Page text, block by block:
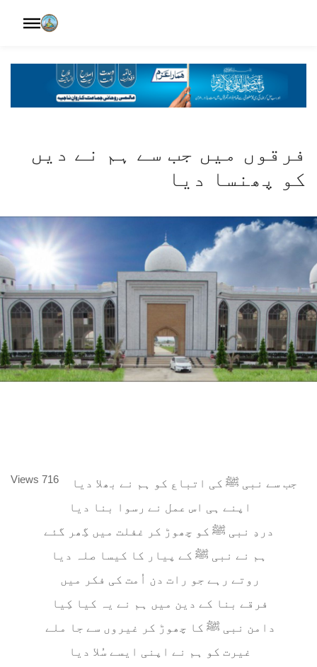
فرقوں میں جب سے ہم نے دیں
کو پھنسا دیا
716 Views
جب سے نبی ﷺ کی اتباع کو ہم نے بھلا دیا
اپنے ہی اس عمل نے رسوا بنا دیا
دردِ نبی ﷺ کو چھوڑ کر غفلت میں گِھر گئے
ہم نے نبی ﷺ کے پیار کا کیسا صلہ دیا
روتے رہے جو رات دن اُمت کی فکر میں
فرقے بنا کے دین میں ہم نے یہ کیا کِیا
دامن نبی ﷺ کا چھوڑ کر غیروں سے جا ملے
غیرت کو ہم نے اپنی ایسے سُلا دیا